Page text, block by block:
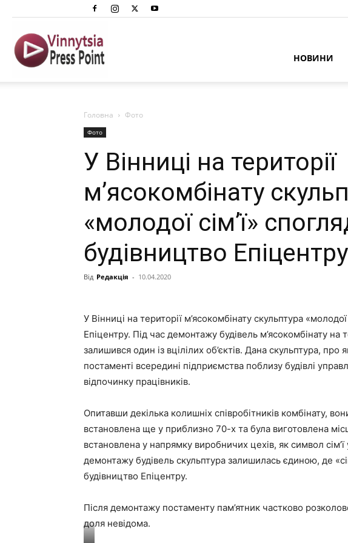
Преспоінт
НОВИНИ
Головна Фото
Фото
У Вінниці на території
м’ясокомбінату
«молодої сім’ї»
будівництво
Від Редакція - 10.04.2020
У Вінниці на території м’ясокомбінату скульптура
Епіцентру. Під час демонтажу будівель м’ясокомбінату на
залишився один із вцілілих об’єктів. Дана скульптура,
постаменті всередині підприємства поблизу будівлі
відпочинку працівників.
Опитавши декілька колишніх співробітників комбінату,
встановлена ще у приблизно 70-х та була виготовлена
встановлена у напрямку виробничих цехів, як символ сім’ї
демонтажу будівель скульптура залишилась єдиною, де
будівництво Епіцентру.
Після демонтажу постаменту пам’ятник частково
доля невідома.